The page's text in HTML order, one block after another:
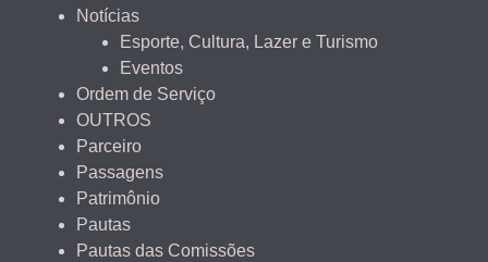
Notícias
Esporte, Cultura, Lazer e Turismo
Eventos
Ordem de Serviço
OUTROS
Parceiro
Passagens
Patrimônio
Pautas
Pautas das Comissões